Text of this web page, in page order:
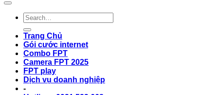
Trang Chủ
Gói cước internet
Combo FPT
Camera FPT 2025
FPT play
Dịch vụ doanh nghiệp
-